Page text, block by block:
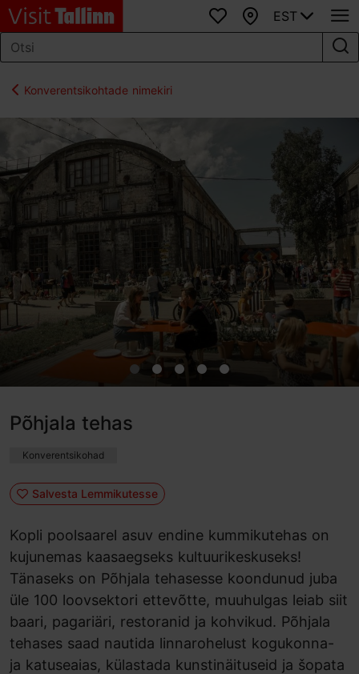
Lemmikud
Kaart
EST
Konverentsikohtade nimekiri
Põhjala tehas
Konverentsikohad
Salvesta Lemmikutesse
Kopli poolsaarel asuv endine kummikutehas on
kujunemas kaasaegseks kultuurikeskuseks!
Tänaseks on Põhjala tehasesse koondunud juba
üle 100 loovsektori ettevõtte, muuhulgas leiab siit
baari, pagariäri, restoranid ja kohvikud. Põhjala
tehases saad nautida linnarohelust kogukonna-
ja katuseaias, külastada kunstinäituseid ja šopata